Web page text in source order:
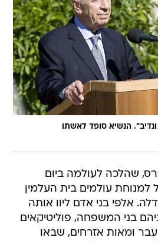
הנשיא סופד לאשתו
שהלכה לעולמה ביום
למנוחת עולמים בית העלמין
אלפי בני אדם ליוו אותה
בני המשפחה, פוליטיקאים
ומאות אזרחים, שבאו